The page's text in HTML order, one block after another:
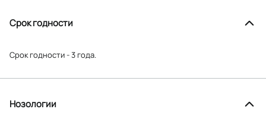
Срок годности
Срок годности - 3 года.
Нозологии